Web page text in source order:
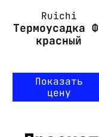
Ruichi
Термоусадка
красный
Показать
цену